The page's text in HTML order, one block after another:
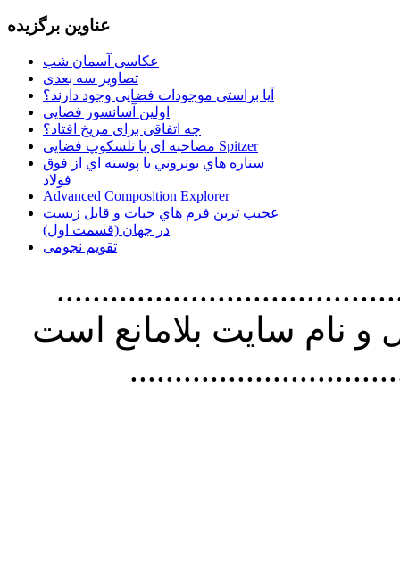
عناوین برگزیده
عکاسی آسمان شب
تصاویر سه بعدی
آیا براستی موجودات فضایی وجود دارند؟
اولین آسانسور فضایی
چه اتفاقی برای مریخ افتاد؟
مصاحبه ای با تلسکوپ فضایی Spitzer
ستاره هاي نوتروني با پوسته اي از فوق
فولاد
Advanced Composition Explorer
عجیب ترین فرم هاي حيات و قابل زيست
در جهان (قسمت اول)
تقویم نجومی
استفاده از
نام سايت بلامانع است